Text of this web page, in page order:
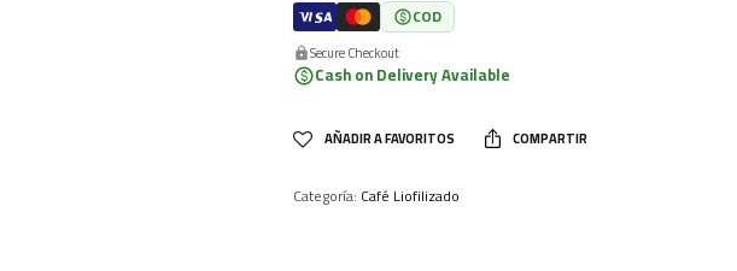
COD
Secure Checkout
Cash on Delivery Available
AÑADIR A FAVORITOS COMPARTIR
Categoría: Café Liofilizado